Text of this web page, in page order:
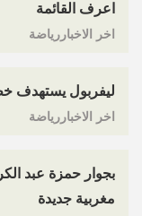
اعرف القائمة
اخر الاخباررياضة
ليفربول يستهدف
اخر الاخباررياضة
بجوار حمزة عبد
مغربية جديدة